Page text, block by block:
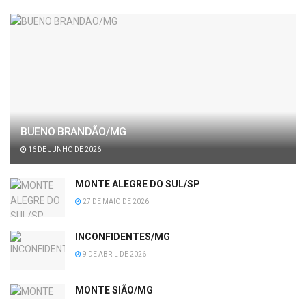
BUENO BRANDÃO/MG
16 DE JUNHO DE 2026
MONTE ALEGRE DO SUL/SP
27 DE MAIO DE 2026
INCONFIDENTES/MG
9 DE ABRIL DE 2026
MONTE SIÃO/MG